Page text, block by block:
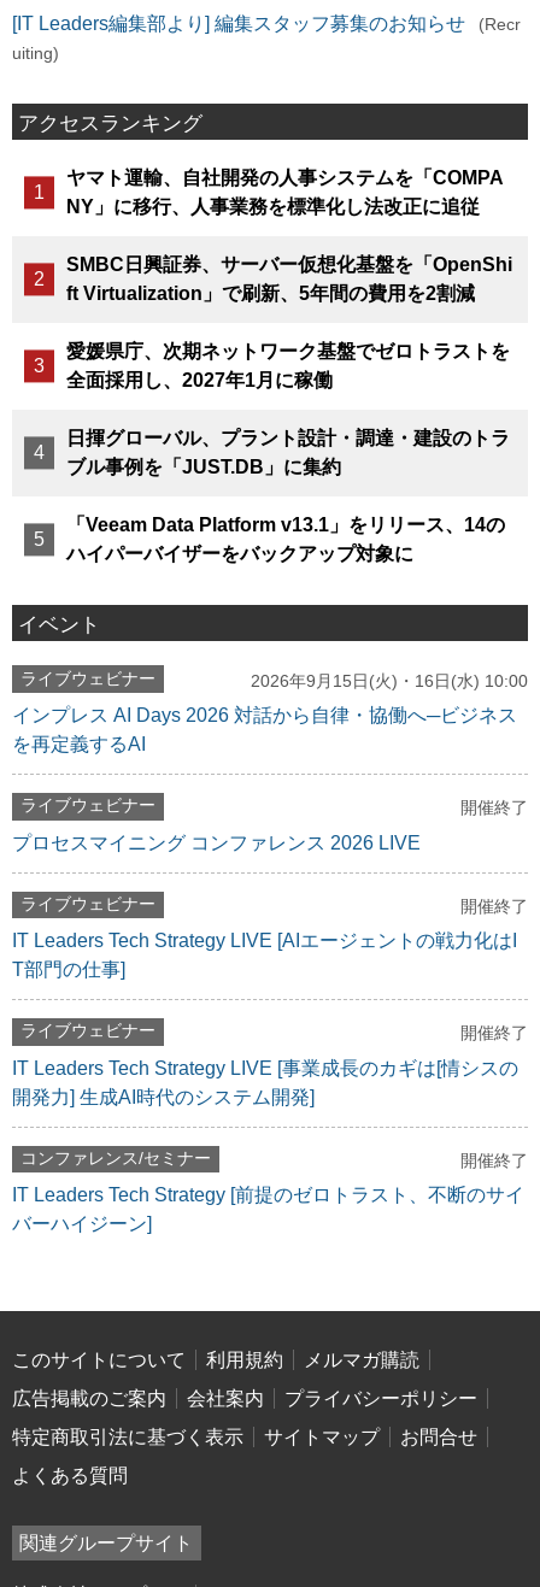
[IT Leaders編集部より] 編集スタッフ募集のお知らせ
(Recr
uiting)
アクセスランキング
ヤマト運輸、自社開発の人事システムを「COMPA
NY」に移行、人事業務を標準化し法改正に追従
SMBC日興証券、サーバー仮想化基盤を「OpenShi
ft Virtualization」で刷新、5年間の費用を2割減
愛媛県庁、次期ネットワーク基盤でゼロトラストを
全面採用し、2027年1月に稼働
日揮グローバル、プラント設計・調達・建設のトラ
ブル事例を「JUST.DB」に集約
「Veeam Data Platform v13.1」をリリース、14の
ハイパーバイザーをバックアップ対象に
イベント
ライブウェビナー 2026年9月15日(火)・16日(水) 10:00
インプレス AI Days 2026 対話から自律・協働へ─ビジネス
を再定義するAI
ライブウェビナー 開催終了
プロセスマイニング コンファレンス 2026 LIVE
ライブウェビナー 開催終了
IT Leaders Tech Strategy LIVE [AIエージェントの戦力化はI
T部門の仕事]
ライブウェビナー 開催終了
IT Leaders Tech Strategy LIVE [事業成長のカギは[情シスの
開発力] 生成AI時代のシステム開発]
コンファレンス/セミナー 開催終了
IT Leaders Tech Strategy [前提のゼロトラスト、不断のサイ
バーハイジーン]
このサイトについて 利用規約
メルマガ購読
広告掲載のご案内
会社案内
プライバシーポリシー
特定商取引法に基づく表示
サイトマップ
お問合せ
よくある質問
関連グループサイト